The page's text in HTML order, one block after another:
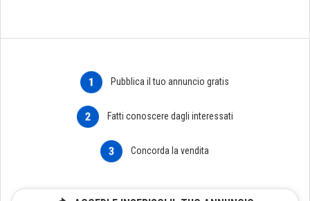
1 Pubblica il tuo annuncio gratis
2 Fatti conoscere dagli interessati
3 Concorda la vendita